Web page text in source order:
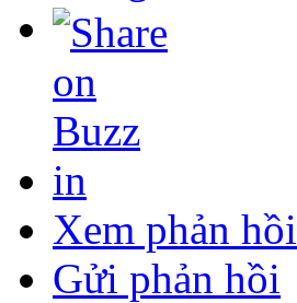
in
Xem phản hồi
Gửi phản hồi